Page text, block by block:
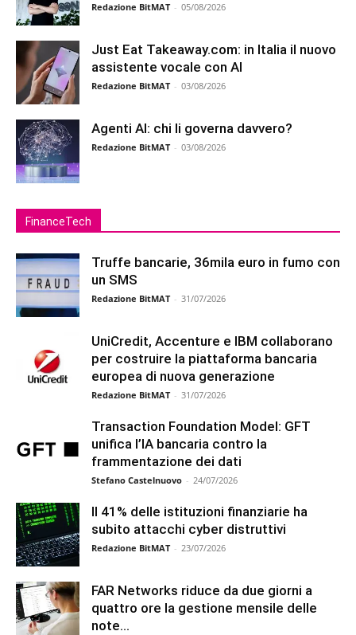
Redazione BitMAT - 05/08/2026
Just Eat Takeaway.com: in Italia il nuovo
assistente vocale con AI
Redazione BitMAT - 03/08/2026
Agenti AI: chi li governa davvero?
Redazione BitMAT - 03/08/2026
FinanceTech
Truffe bancarie, 36mila euro in fumo con
un SMS
Redazione BitMAT - 31/07/2026
UniCredit, Accenture e IBM collaborano
per costruire la piattaforma bancaria
europea di nuova generazione
Redazione BitMAT - 31/07/2026
Transaction Foundation Model: GFT
unifica l’IA bancaria contro la
frammentazione dei dati
Stefano Castelnuovo - 24/07/2026
Il 41% delle istituzioni finanziarie ha
subito attacchi cyber distruttivi
Redazione BitMAT - 23/07/2026
FAR Networks riduce da due giorni a
quattro ore la gestione mensile delle
note...